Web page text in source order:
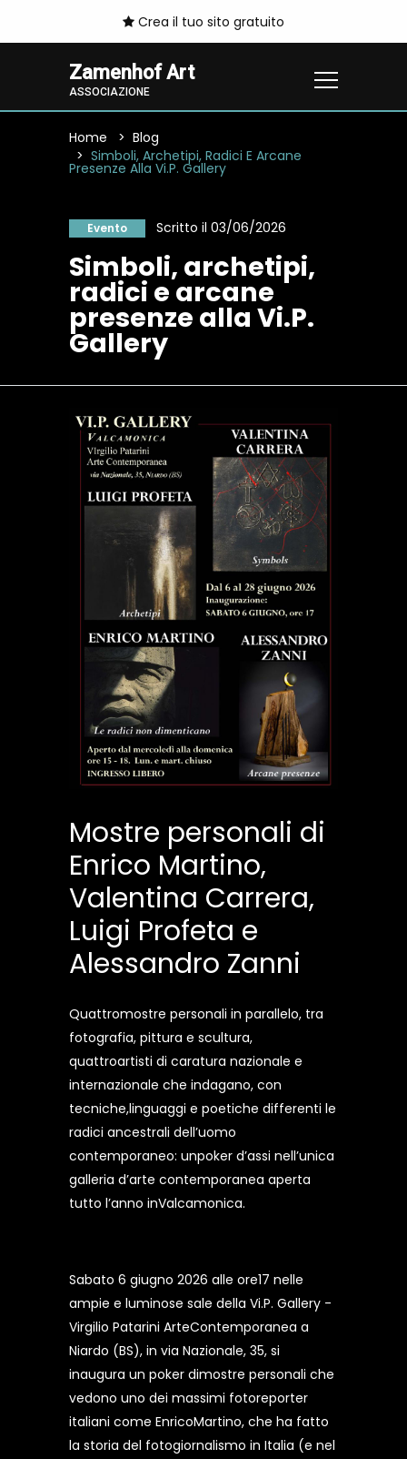
Crea il tuo sito gratuito
Zamenhof Art
ASSOCIAZIONE
Home
Blog
Simboli, Archetipi, Radici E Arcane
Presenze Alla Vi.P. Gallery
Evento Scritto il 03/06/2026
Simboli, archetipi,
radici e arcane
presenze alla Vi.P.
Gallery
Mostre personali di
Enrico Martino,
Valentina Carrera,
Luigi Profeta e
Alessandro Zanni
Quattromostre personali in parallelo, tra
fotografia, pittura e scultura,
quattroartisti di caratura nazionale e
internazionale che indagano, con
tecniche,linguaggi e poetiche differenti le
radici ancestrali dell’uomo
contemporaneo: unpoker d’assi nell’unica
galleria d’arte contemporanea aperta
tutto l’anno inValcamonica.
Sabato 6 giugno 2026 alle ore17 nelle
ampie e luminose sale della Vi.P. Gallery -
Virgilio Patarini ArteContemporanea a
Niardo (BS), in via Nazionale, 35, si
inaugura un poker dimostre personali che
vedono uno dei massimi fotoreporter
italiani come EnricoMartino, che ha fatto
la storia del fotogiornalismo in Italia (e nel